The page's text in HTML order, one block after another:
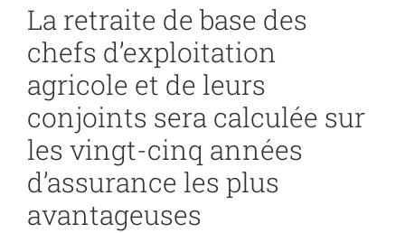
La retraite de base des
chefs d’exploitation
agricole et de leurs
conjoints sera calculée sur
les vingt-cinq années
d’assurance les plus
avantageuses